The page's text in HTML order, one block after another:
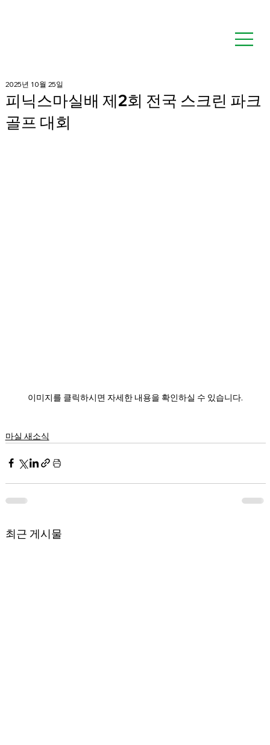
피닉스마실배 제2회 전국 스크린 파크
골프 대회
2025년 10월 25일
이미지를 클릭하시면 자세한 내용을 확인하실 수 있습니다.
마실 새소식
최근 게시물